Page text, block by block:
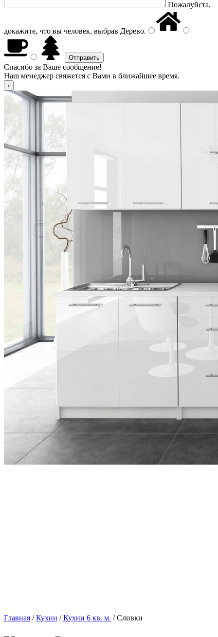
Пожалуйста,
докажите, что вы человек, выбрав Дерево.
Спасибо за Ваше сообщение!
Наш менеджер свяжется с Вами в ближайшее время.
Главная /Кухни /Кухни 6 кв. м. / Сливки